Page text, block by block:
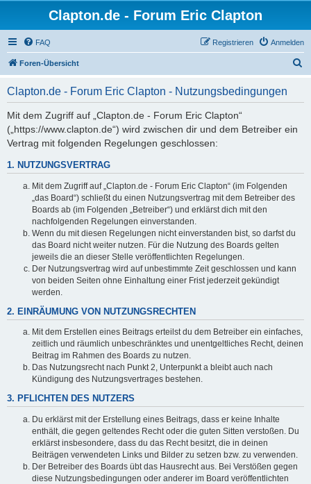
Clapton.de - Forum Eric Clapton
FAQ Anmelden
Registrieren
Foren-Übersicht
Clapton.de - Forum Eric Clapton - Nutzungsbedingungen
Mit dem Zugriff auf „Clapton.de - Forum Eric Clapton“
(„https://www.clapton.de“) wird zwischen dir und dem Betreiber ein
Vertrag mit folgenden Regelungen geschlossen:
1. NUTZUNGSVERTRAG
Mit dem Zugriff auf „Clapton.de - Forum Eric Clapton“ (im Folgenden
„das Board“) schließt du einen Nutzungsvertrag mit dem Betreiber des
Boards ab (im Folgenden „Betreiber“) und erklärst dich mit den
nachfolgenden Regelungen einverstanden.
Wenn du mit diesen Regelungen nicht einverstanden bist, so darfst du
das Board nicht weiter nutzen. Für die Nutzung des Boards gelten
jeweils die an dieser Stelle veröffentlichten Regelungen.
Der Nutzungsvertrag wird auf unbestimmte Zeit geschlossen und kann
von beiden Seiten ohne Einhaltung einer Frist jederzeit gekündigt
werden.
2. EINRÄUMUNG VON NUTZUNGSRECHTEN
Mit dem Erstellen eines Beitrags erteilst du dem Betreiber ein einfaches,
zeitlich und räumlich unbeschränktes und unentgeltliches Recht, deinen
Beitrag im Rahmen des Boards zu nutzen.
Das Nutzungsrecht nach Punkt 2, Unterpunkt a bleibt auch nach
Kündigung des Nutzungsvertrages bestehen.
3. PFLICHTEN DES NUTZERS
Du erklärst mit der Erstellung eines Beitrags, dass er keine Inhalte
enthält, die gegen geltendes Recht oder die guten Sitten verstoßen. Du
erklärst insbesondere, dass du das Recht besitzt, die in deinen
Beiträgen verwendeten Links und Bilder zu setzen bzw. zu verwenden.
Der Betreiber des Boards übt das Hausrecht aus. Bei Verstößen gegen
diese Nutzungsbedingungen oder anderer im Board veröffentlichten